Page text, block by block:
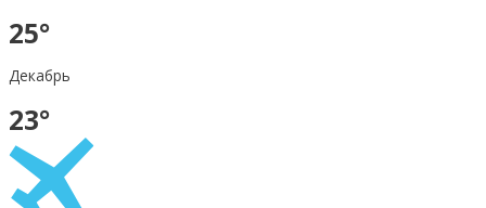
25°
Декабрь
23°